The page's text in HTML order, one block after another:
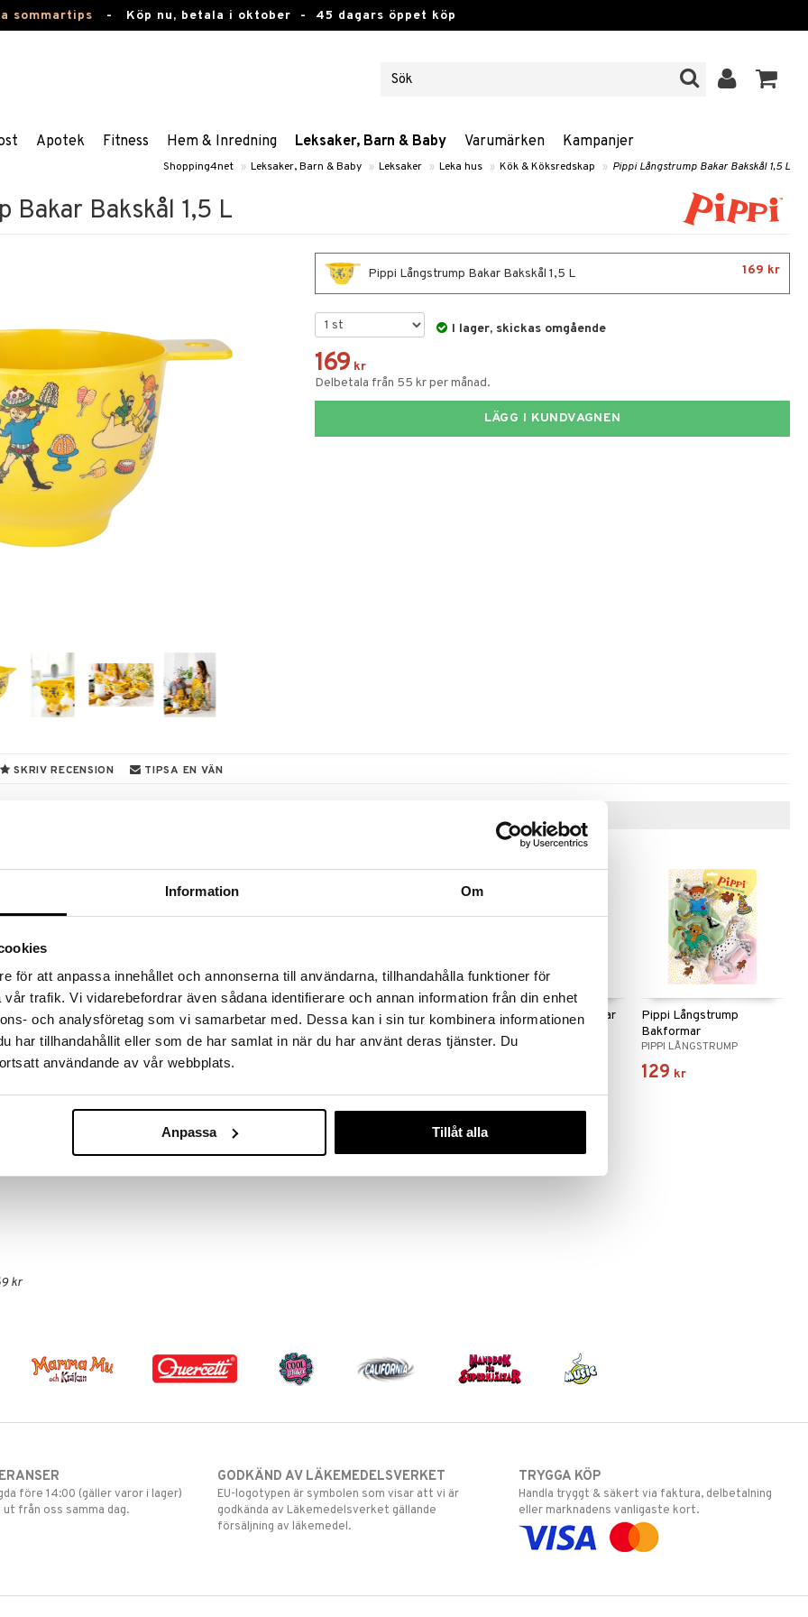
Information Om
för att anpassa innehållet och annonserna till användarna, tillhandahålla funktioner för
trafik. Vi vidarebefordrar även sådana identifierare och annan information från din enhet
och analysföretag som vi samarbetar med. Dessa kan i sin tur kombinera informationen
har tillhandahållit eller som de har samlat in när du har använt deras tjänster. Du
användande av vår webbplats.
Anpassa Tillåt alla
sommartips - Köp nu, betala i oktober - 45 dagars öppet köp
Apotek Fitness Hem & Inredning Leksaker, Barn & Baby Varumärken Kampanjer
Shopping4net » Leksaker, Barn & Baby » Leksaker » Leka hus » Kök & Köksredskap » Pippi Långstrump Bakar Bakskål 1,5 L
Bakar Bakskål 1,5 L
Pippi Långstrump Bakar Bakskål 1,5 L 169 kr
I lager, skickas omgående
169 kr
Delbetala från 55 kr per månad.
LÄGG I KUNDVAGNEN
SKRIV RECENSION TIPSA EN VÄN
fynden
kan fort ta slut!
»
L är en härligt knallgul bakskål i melamin som ingår
från Martinex. Bakskålen har härliga bilder av Pippi
en gummiring i botten som ger ett bra fäste, en
på krok i köket.
kr
Pippi Långstrump Bakar
PIPPI LÅNGSTRUMP
Pippi Långstrump Bakar
PIPPI LÅNGSTRUMP
Pippi Långstrump
Bakformar
PIPPI LÅNGSTRUMP
129 kr
före 14:00 (gäller varor i lager)
från oss samma dag.
GODKÄND AV LÄKEMEDELSVERKET
EU-logotypen är symbolen som visar att vi är
godkända av Läkemedelsverket gällande
försäljning av läkemedel.
TRYGGA KÖP
Handla tryggt & säkert via faktura, delbetalning
eller marknadens vanligaste kort.